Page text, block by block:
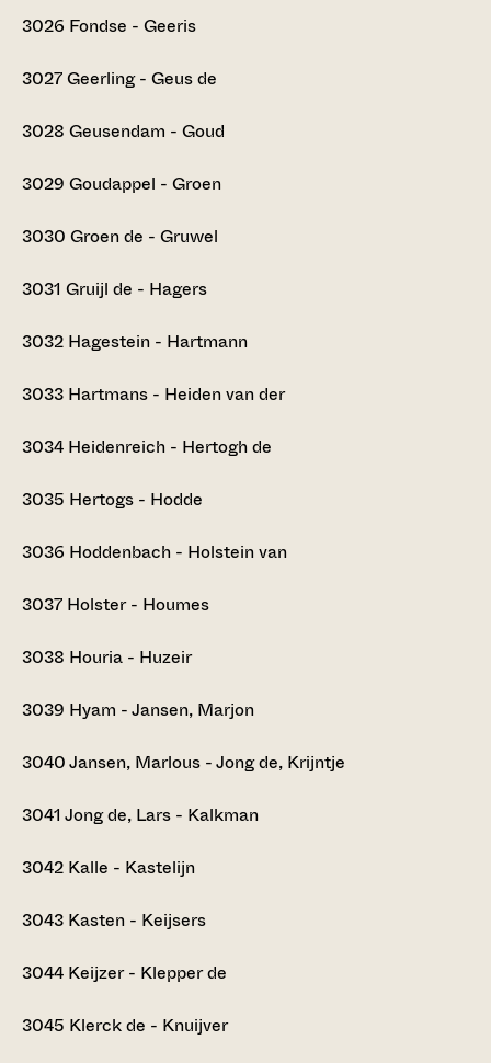
3026 Fondse - Geeris
3027Geerling - Geus de
3028 Geusendam - Goud
3029 Goudappel - Groen
3030 Groen de - Gruwel
3031 Gruijl de - Hagers
3032 Hagestein - Hartmann
3033 Hartmans - Heiden van der
3034 Heidenreich - Hertogh de
3035 Hertogs - Hodde
3036 Hoddenbach - Holstein van
3037 Holster - Houmes
3038 Houria - Huzeir
3039 Hyam - Jansen, Marjon
3040Jansen, Marlous - Jong de, Krijntje
3041 Jong de, Lars - Kalkman
3042 Kalle - Kastelijn
3043 Kasten - Keijsers
3044 Keijzer - Klepper de
3045 Klerck de - Knuijver